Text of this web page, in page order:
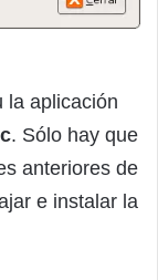
la aplicación
. Sólo hay que
anteriores de
e instalar la